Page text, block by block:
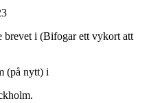
brevet i (Bifogar ett vykort att
(på nytt) i